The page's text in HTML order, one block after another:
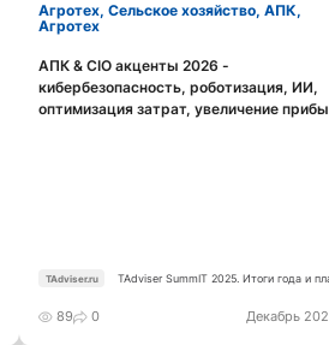
Агротех, Сельское хозяйство, АПК,
Агротех
Смотреть видео
АПК & CIO акценты 2026 -
кибербезопасность, роботизация, ИИ,
оптимизация затрат, увеличение
TAdviser.ru TAdviser SummIT 2025. Итоги года и
89 0 Декабрь